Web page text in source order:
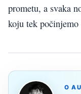
prometu, a svaka
koju tek
O